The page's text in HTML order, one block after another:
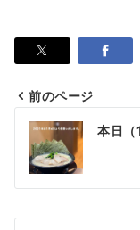
投
稿
ナ
ビ
前のページ
本日（